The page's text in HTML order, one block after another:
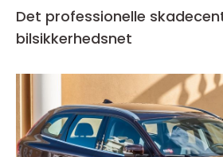
Det professionelle
bilsikkerhedsnet